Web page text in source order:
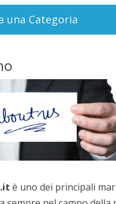
una Categoria
è uno dei principali